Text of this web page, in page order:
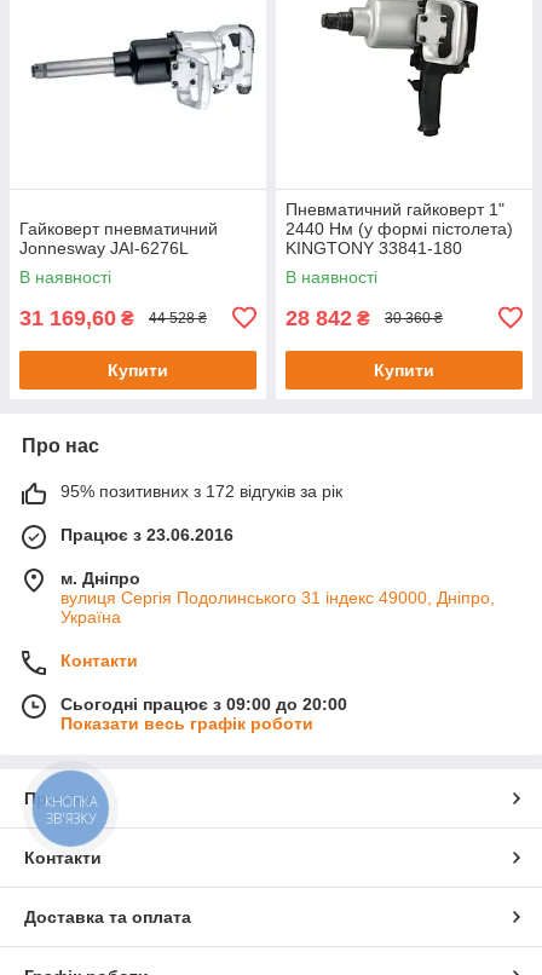
Гайковерт пневматичний
Jonnesway JAI-6276L
В наявності
31 169,60 ₴ 44 528 ₴
Купити
Пневматичний гайковерт 1"
2440 Нм (у формі пістолета)
KINGTONY 33841-180
В наявності
28 842 ₴ 30 360 ₴
Купити
Про нас
95% позитивних з 172 відгуків за рік
Працює з 23.06.2016
м. Дніпро
вулиця Сергія Подолинського 31 індекс 49000, Дніпро,
Україна
Контакти
Сьогодні працює з 09:00 до 20:00
Показати весь графік роботи
Про нас
Контакти
Доставка та оплата
КНОПКА
ЗВ'ЯЗКУ